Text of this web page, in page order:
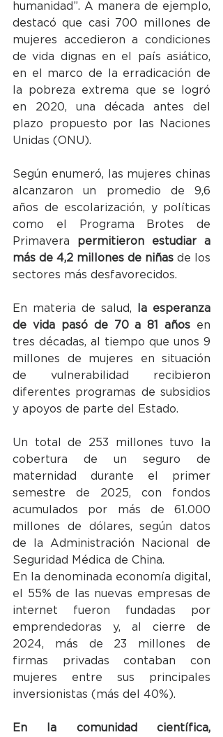
humanidad”. A manera de ejemplo,
destacó que casi 700 millones de
mujeres accedieron a condiciones
de vida dignas en el país asiático,
en el marco de la erradicación de
la pobreza extrema que se logró
en 2020, una década antes del
plazo propuesto por las Naciones
Unidas (ONU).
Según enumeró, las mujeres chinas
alcanzaron un promedio de 9,6
años de escolarización, y políticas
como el Programa Brotes de
Primavera permitieron estudiar a
más de 4,2 millones de niñas de los
sectores más desfavorecidos.
En materia de salud, la esperanza
de vida pasó de 70 a 81 años en
tres décadas, al tiempo que unos 9
millones de mujeres en situación
de vulnerabilidad recibieron
diferentes programas de subsidios
y apoyos de parte del Estado.
Un total de 253 millones tuvo la
cobertura de un seguro de
maternidad durante el primer
semestre de 2025, con fondos
acumulados por más de 61.000
millones de dólares, según datos
de la Administración Nacional de
Seguridad Médica de China.
En la denominada economía digital,
el 55% de las nuevas empresas de
internet fueron fundadas por
emprendedoras y, al cierre de
2024, más de 23 millones de
firmas privadas contaban con
mujeres entre sus principales
inversionistas (más del 40%).
En la comunidad científica,